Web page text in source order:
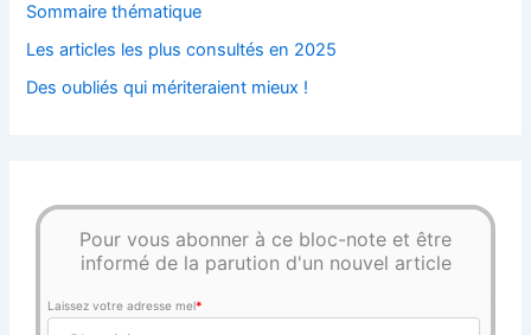
Sommaire thématique
Les articles les plus consultés en 2025
Des oubliés qui mériteraient mieux !
Pour vous abonner à ce bloc-note et être
informé de la parution d'un nouvel article
Laissez votre adresse mel*